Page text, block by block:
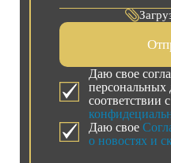
Даю свое
персональных
соответствии с
Даю свое
о новостях и